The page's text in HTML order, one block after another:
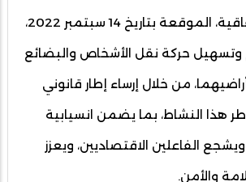
وتهدف هذه الاتفاقية، الموقعة بتاريخ 14 سبتمبر 2022،
وتسهيل حركة نقل الأشخاص والبضائع
من خلال إرساء إطار قانوني
هذا النشاط، بما يضمن انسيابية
ويشجع الفاعلين الاقتصاديين، ويعزز
والأمن.